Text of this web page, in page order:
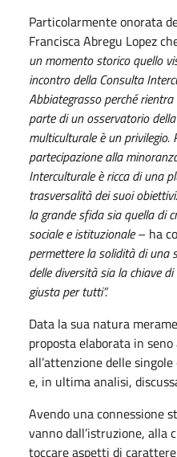
Particolarmente onorata
Francisca Abregu Lopez
un momento storico quello
incontro della Consulta
Abbiategrasso perché
parte di un osservatorio
multiculturale è un privilegio.
partecipazione alla
Interculturale è ricca di una
trasversalità dei suoi
la grande sfida sia quella di
sociale e istituzionale– ha
permettere la solidità di una
delle diversità sia la chiave
giusta per tutti”.
Data la sua natura
proposta elaborata in
all’attenzione delle
e, in ultima analisi,
Avendo una connessione
vanno dall’istruzione, alla
toccare aspetti di